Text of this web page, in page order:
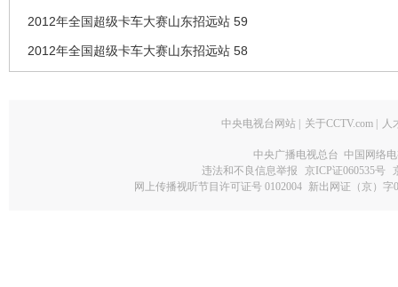
2012年全国超级卡车大赛山东招远站 59
2012年全国超级卡车大赛山东招远站 58
中央电视台网站 关于CCTV.com 人
中央广播电视总台 中国网络
违法和不良信息举报
京ICP证060535号
网上传播视听节目许可证号 0102004 新出网证（京）